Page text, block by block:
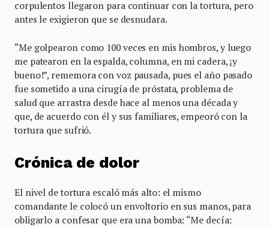
corpulentos llegaron para continuar con la tortura, pero
antes le exigieron que se desnudara.
“Me golpearon como 100 veces en mis hombros, y luego
me patearon en la espalda, columna, en mi cadera, ¡y
bueno!”, rememora con voz pausada, pues el año pasado
fue sometido a una cirugía de próstata, problema de
salud que arrastra desde hace al menos una década y
que, de acuerdo con él y sus familiares, empeoró con la
tortura que sufrió.
Crónica de dolor
El nivel de tortura escaló más alto: el mismo
comandante le colocó un envoltorio en sus manos, para
obligarlo a confesar que era una bomba: “Me decía: